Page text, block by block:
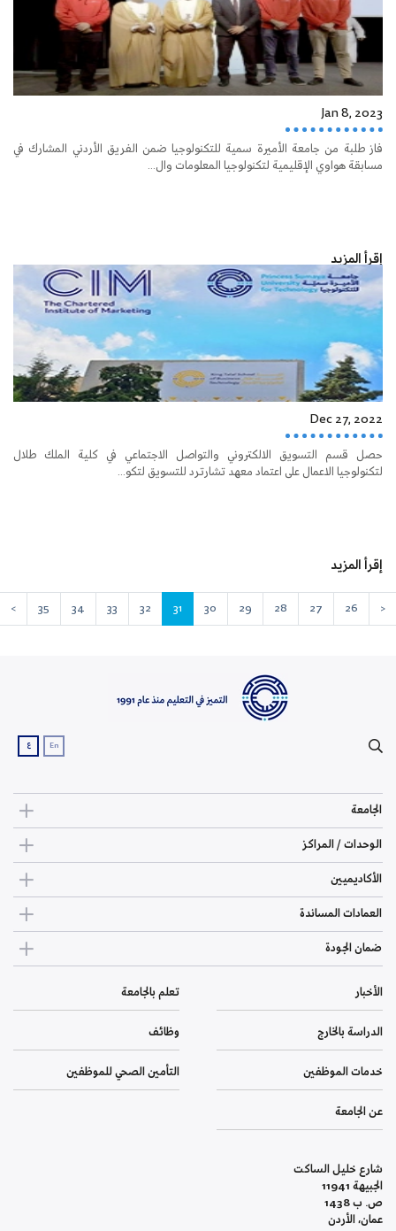
Jan 8, 2023
فاز طلبة من جامعة الأميرة سمية للتكنولوجيا ضمن الفريق الأردني المشارك في
مسابقة هواوي الإقليمية لتكنولوجيا المعلومات وال...
إقرأ المزيد
Dec 27, 2022
حصل قسم التسويق الالكتروني والتواصل الاجتماعي في كلية الملك طلال
لتكنولوجيا الاعمال على اعتماد معهد تشارترد للتسويق لتكو...
إقرأ المزيد
<
26
27
28
29
30
31
32
33
34
35
>
En ع
الجامعة
الوحدات / المراكز
الأكاديميين
العمادات المساندة
ضمان الجودة
الأخبار تعلم بالجامعة
الدراسة بالخارج وظائف
خدمات الموظفين التأمين الصحي للموظفين
عن الجامعة
شارع خليل الساكت
الجبيهة 11941
ص. ب 1438
عمان، الأردن